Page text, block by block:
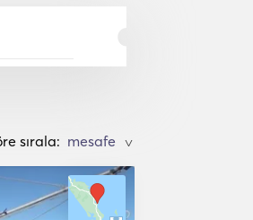
sırala: >